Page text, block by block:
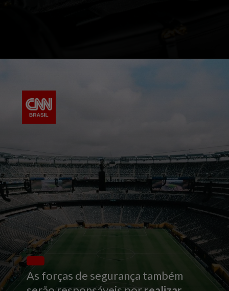
As forças de segurança também